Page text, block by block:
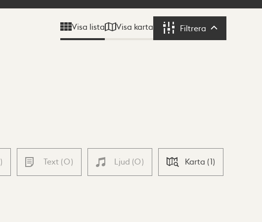
Visa lista Visa karta Filtrera Filtrera
) Text (0) Ljud (0) Karta (1)